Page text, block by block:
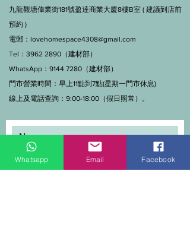
九龍觀塘偉業街181號盈達商業大廈8樓B室 ( 建議到店前
預約 )
電郵： lovehomespace4308@gmail.com
Tel：3962 2890（建材部）
WhatsApp：9144 7280（建材部）
門市營業時間：早上11點到7點(星期一門市休息)
線上及電話查詢：9:00-18:00（假日照常）。
Whatsapp Email Facebook